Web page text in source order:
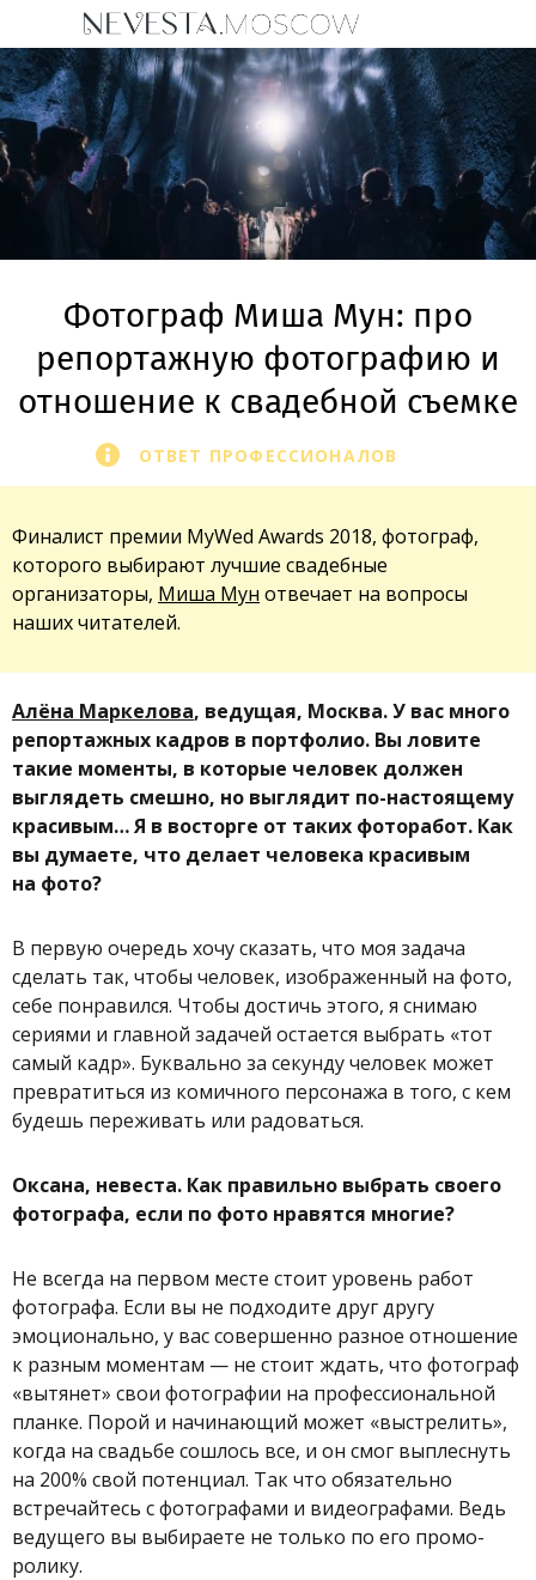
Фотограф Миша Мун: про
репортажную фотографию и
отношение к свадебной съемке
ОТВЕТ ПРОФЕССИОНАЛОВ
Финалист премии MyWed Awards 2018, фотограф,
которого выбирают лучшие свадебные
организаторы, Миша Мун отвечает на вопросы
наших читателей.
Алёна Маркелова, ведущая, Москва. У вас много
репортажных кадров в портфолио. Вы ловите
такие моменты, в которые человек должен
выглядеть смешно, но выглядит по-настоящему
красивым… Я в восторге от таких фоторабот. Как
вы думаете, что делает человека красивым
на фото?
В первую очередь хочу сказать, что моя задача
сделать так, чтобы человек, изображенный на фото,
себе понравился. Чтобы достичь этого, я снимаю
сериями и главной задачей остается выбрать «тот
самый кадр». Буквально за секунду человек может
превратиться из комичного персонажа в того, с кем
будешь переживать или радоваться.
Оксана, невеста. Как правильно выбрать своего
фотографа, если по фото нравятся многие?
Не всегда на первом месте стоит уровень работ
фотографа. Если вы не подходите друг другу
эмоционально, у вас совершенно разное отношение
к разным моментам — не стоит ждать, что фотограф
«вытянет» свои фотографии на профессиональной
планке. Порой и начинающий может «выстрелить»,
когда на свадьбе сошлось все, и он смог выплеснуть
на 200% свой потенциал. Так что обязательно
встречайтесь с фотографами и видеографами. Ведь
ведущего вы выбираете не только по его промо-
ролику.